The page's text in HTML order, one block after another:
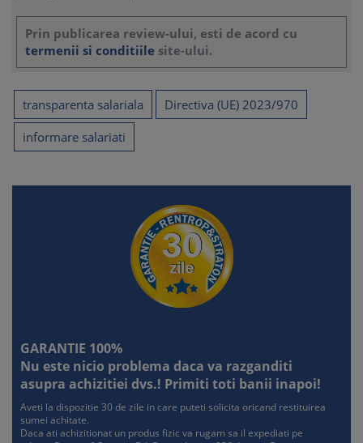
8. Model de nota interna privind diferentele de remunerare
identificate
Capitolul 6. Contraventii, sanctiuni si riscuri pentru
1. Faptele care pot constitui contraventii
2. Sanctiunile aplicabile angajatorului
3. Autoritatile competente sa constate si sa sanctioneze
4. Riscurile generate de lipsa criteriilor si a documentelor
5. Riscurile in cazul neinformarii candidatilor si salariatilor
6. Riscurile in cazul neraportarii sau raportarii
7. Riscul solicitarilor de clarificari si al controalelor
8. Masuri minime de prevenire a sanctiunilor
Prin publicarea review-ului, esti de acord cu
termenii si conditiile site-ului.
transparenta salariala
Directiva (UE) 2023/970
informare salariati
GARANTIE 100%
Nu este nicio problema daca va razganditi
asupra achizitiei dvs.! Primiti toti banii inapoi!
Aveti la dispozitie 30 de zile in care puteti solicita oricand restituirea
sumei achitate.
Daca ati achizitionat un produs fizic va rugam sa il expediati pe